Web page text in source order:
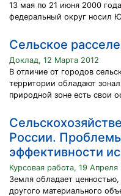
13 мая по 21 июня 2000
федеральный округ носил
Сельское
Доклад, 12 Марта 2012
В отличие от городов
территории обладают
природной зоне есть свои
России.
эффективности
Курсовая работа, 19 Апреля
Земля обладает
другого материального